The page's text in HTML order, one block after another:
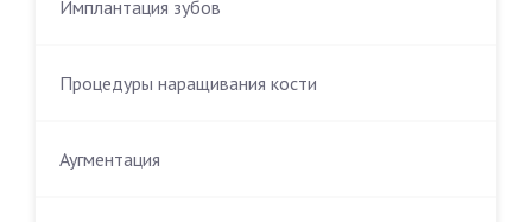
Имплантация зубов
Процедуры наращивания кости
Аугментация